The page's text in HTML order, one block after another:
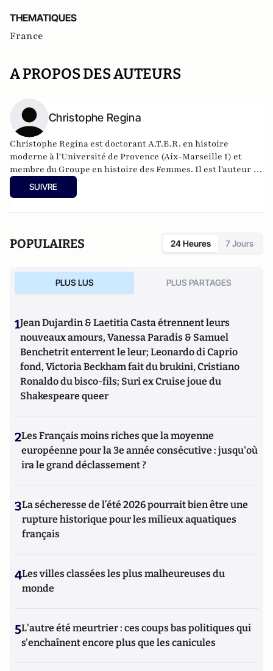
THEMATIQUES
France
A PROPOS DES AUTEURS
Christophe Regina
Christophe Regina est doctorant A.T.E.R. en histoire
moderne à l'Université de Provence (Aix-Marseille I) et
membre du Groupe en histoire des Femmes. Il est l'auteur de
La violence des femmes : histoire d’un tabou social
Milo, 2011).
SUIVRE
POPULAIRES 24 Heures 7 Jours
PLUS LUS PLUS PARTAGES
1Jean Dujardin & Laetitia Casta étrennent leurs
nouveaux amours, Vanessa Paradis & Samuel
Benchetrit enterrent le leur; Leonardo di Caprio
fond, Victoria Beckham fait du brukini, Cristiano
Ronaldo du bisco-fils; Suri ex Cruise joue du
Shakespeare queer
2Les Français moins riches que la moyenne
européenne pour la 3e année consécutive : jusqu'où
ira le grand déclassement ?
3La sécheresse de l’été 2026 pourrait bien être une
rupture historique pour les milieux aquatiques
français
4Les villes classées les plus malheureuses du
monde
5L'autre été meurtrier : ces coups bas politiques qui
s'enchaînent encore plus que les canicules